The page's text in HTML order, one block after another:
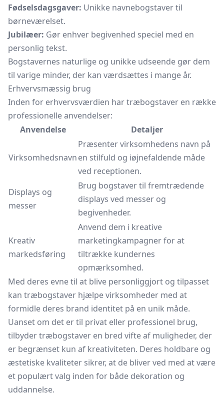
Fødselsdagsgaver: Unikke navnebogstaver til
børneværelset.
Jubilæer: Gør enhver begivenhed speciel med en
personlig tekst.
Bogstavernes naturlige og unikke udseende gør dem
til varige minder, der kan værdsættes i mange år.
Erhvervsmæssig brug
Inden for erhvervsværdien har træbogstaver en række
professionelle anvendelser:
Anvendelse
Detaljer
Virksomhedsnavn
Præsenter virksomhedens navn på
en stilfuld og iøjnefaldende måde
ved receptionen.
Displays og
messer
Brug bogstaver til fremtrædende
displays ved messer og
begivenheder.
Kreativ
markedsføring
Anvend dem i kreative
marketingkampagner for at
tiltrække kundernes
opmærksomhed.
Med deres evne til at blive personliggjort og tilpasset
kan træbogstaver hjælpe virksomheder med at
formidle deres brand identitet på en unik måde.
Uanset om det er til privat eller professionel brug,
tilbyder træbogstaver en bred vifte af muligheder, der
er begrænset kun af kreativiteten. Deres holdbare og
æstetiske kvaliteter sikrer, at de bliver ved med at være
et populært valg inden for både dekoration og
uddannelse.